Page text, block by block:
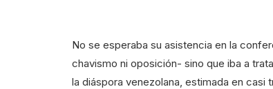
No se esperaba su asistencia en la
chavismo ni oposición- sino que iba a
la diáspora venezolana, estimada en